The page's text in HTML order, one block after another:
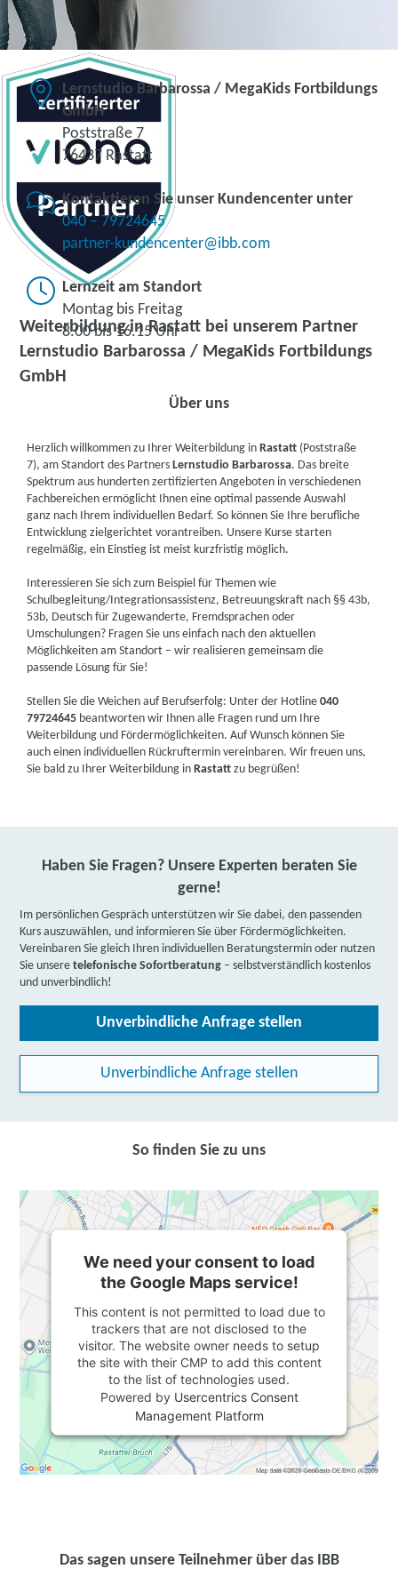
Weiterbildung in Rastatt bei unserem Partner
Lernstudio Barbarossa / MegaKids Fortbildungs
GmbH
Lernstudio Barbarossa / MegaKids Fortbildungs
GmbH
Poststraße 7
76437 Rastatt
Kontaktieren Sie unser Kundencenter unter
040 – 79724645
partner-kundencenter@ibb.com
Lernzeit am Standort
Montag bis Freitag
8.00 bis 16.15 Uhr
Über uns
Herzlich willkommen zu Ihrer Weiterbildung inRastatt (Poststraße
7), am Standort des PartnersLernstudio Barbarossa. Das breite
Spektrum aus hunderten zertifizierten Angeboten in verschiedenen
Fachbereichen ermöglicht Ihnen eine optimal passende Auswahl
ganz nach Ihrem individuellen Bedarf. So können Sie Ihre berufliche
Entwicklung zielgerichtet vorantreiben. Unsere Kurse starten
regelmäßig, ein Einstieg ist meist kurzfristig möglich.
Interessieren Sie sich zum Beispiel für Themen wie
Schulbegleitung/Integrationsassistenz, Betreuungskraft nach §§ 43b,
53b, Deutsch für Zugewanderte, Fremdsprachen oder
Umschulungen? Fragen Sie uns einfach nach den aktuellen
Möglichkeiten am Standort – wir realisieren gemeinsam die
passende Lösung für Sie!
Stellen Sie die Weichen auf Berufserfolg: Unter der Hotline040
79724645 beantworten wir Ihnen alle Fragen rund um Ihre
Weiterbildung und Fördermöglichkeiten. Auf Wunsch können Sie
auch einen individuellen Rückruftermin vereinbaren. Wir freuen uns,
Sie bald zu Ihrer Weiterbildung inRastatt zu begrüßen!
Haben Sie Fragen? Unsere Experten beraten Sie
gerne!
Im persönlichen Gespräch unterstützen wir Sie dabei, den passenden
Kurs auszuwählen, und informieren Sie über Fördermöglichkeiten.
Vereinbaren Sie gleich Ihren individuellen Beratungstermin oder nutzen
Sie unseretelefonische Sofortberatung – selbstverständlich kostenlos
und unverbindlich!
Unverbindliche Anfrage stellen
Unverbindliche Anfrage stellen
So finden Sie zu uns
We need your consent to load
the Google Maps service!
This content is not permitted to load due to
trackers that are not disclosed to the
visitor. The website owner needs to setup
the site with their CMP to add this content
to the list of technologies used.
Powered by Usercentrics Consent
Management Platform
Das sagen unsere Teilnehmer über das IBB